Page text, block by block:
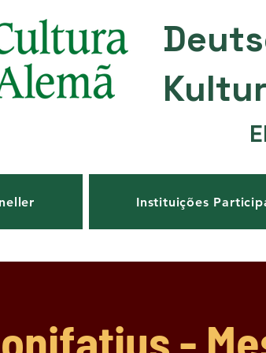
Kultur
Instituições
-